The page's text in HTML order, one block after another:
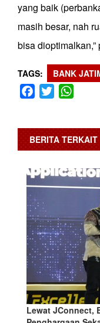
yang baik
masih besar, nah
bisa
TAGS BANK
Facebook
Twitter
BERITA TERKAIT
Lewat JConnect,